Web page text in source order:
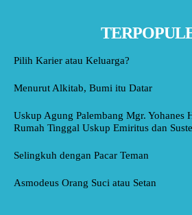
Pilih Karier atau Keluarga?
Menurut Alkitab, Bumi itu Datar
Uskup Agung Palembang Mgr. Yohanes
Rumah Tinggal Uskup Emiritus dan
Selingkuh dengan Pacar Teman
Asmodeus Orang Suci atau Setan